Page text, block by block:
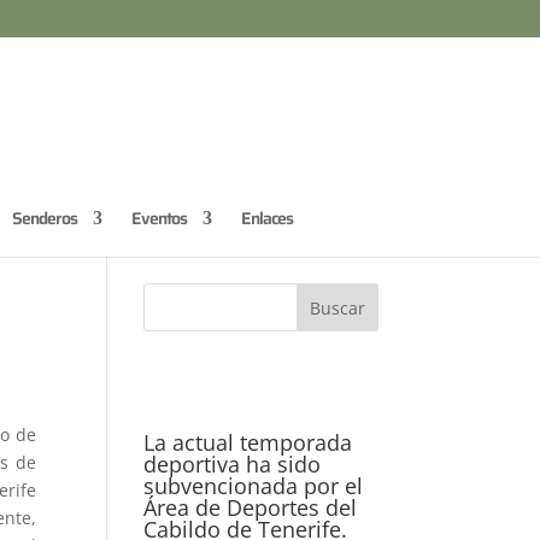
Senderos Eventos Enlaces
de
de
La actual temporada
deportiva ha sido
subvencionada por el
Área de Deportes del
Cabildo de Tenerife.